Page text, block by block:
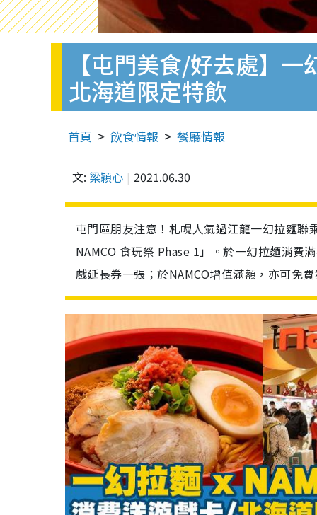
【屯門美食/好去處】
北海道限定特飲
首頁 飲食情報 餐廳情報
文: 梁穎心 2021.06.30
屯門區朋友注意！札幌人氣過江龍一幻拉麵
NAMCO 食玩祭 Phase 1」。於一幻拉麵消費
戲延長券一張；於NAMCO增值滿額，亦可免